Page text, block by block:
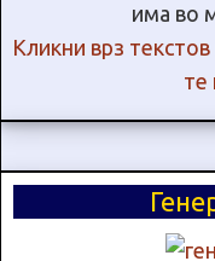
има во
Кликни врз
те